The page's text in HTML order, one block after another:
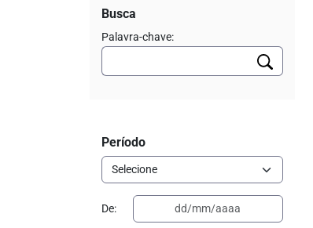
Busca
Palavra-chave:
Período
De: